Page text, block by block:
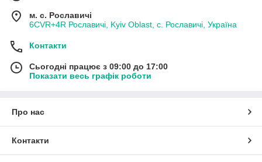
м. с. Рославичі
6CVR+4R Рославичі, Kyiv Oblast, с. Рославичі, Україна
Контакти
Сьогодні працює з 09:00 до 17:00
Показати весь графік роботи
Про нас
Контакти